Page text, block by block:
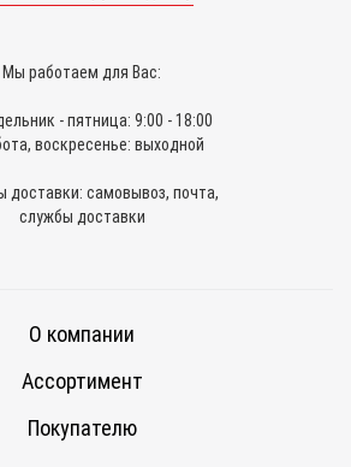
Мы работаем для Вас:
- пятница: 9:00 - 18:00
воскресенье: выходной
доставки: самовывоз, почта,
службы доставки
О компании
Ассортимент
Покупателю